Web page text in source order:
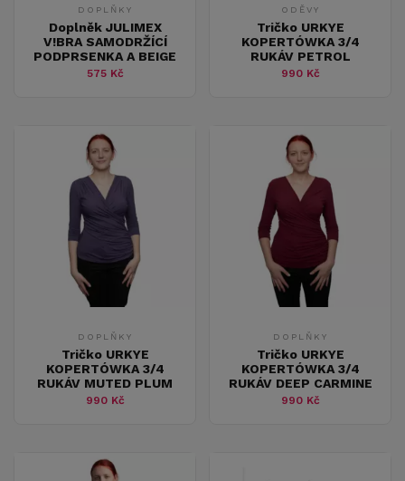
DOPLŇKY
Doplněk JULIMEX
V!BRA SAMODRŽÍCÍ
PODPRSENKA A BEIGE
575 Kč
ODĚVY
Tričko URKYE
KOPERTÓWKA 3/4
RUKÁV PETROL
990 Kč
DOPLŇKY
Tričko URKYE
KOPERTÓWKA 3/4
RUKÁV MUTED PLUM
990 Kč
DOPLŇKY
Tričko URKYE
KOPERTÓWKA 3/4
RUKÁV DEEP CARMINE
990 Kč